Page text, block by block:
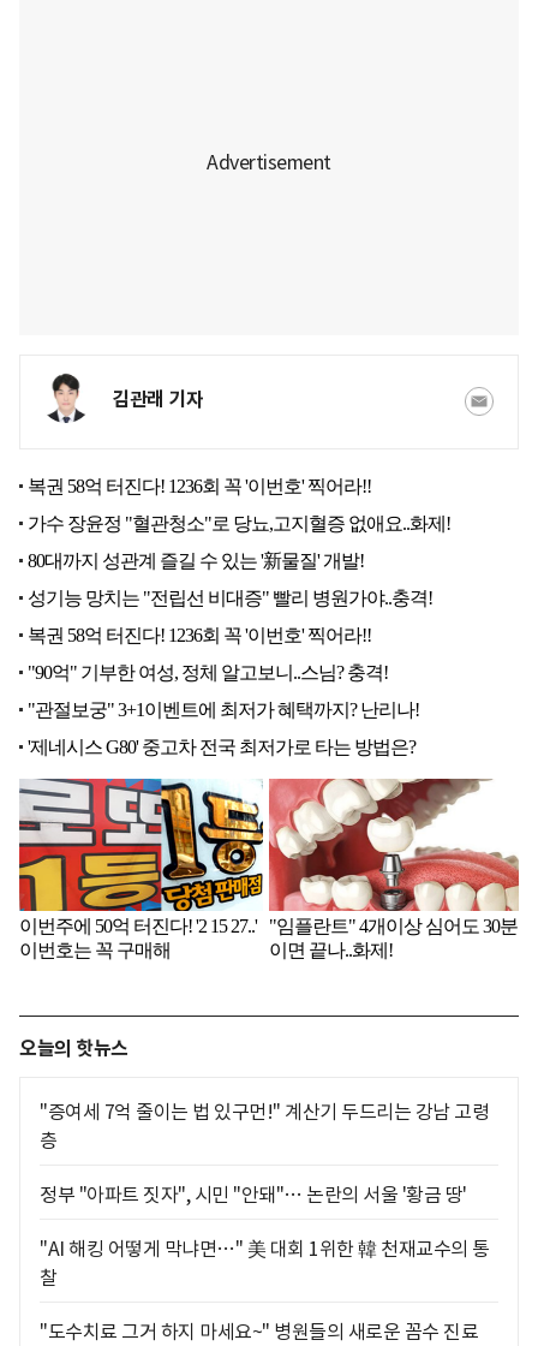
김관래 기자
오늘의 핫뉴스
"증여세 7억 줄이는 법 있구먼!" 계산기 두드리는 강남 고령
층
정부 "아파트 짓자", 시민 "안돼"… 논란의 서울 '황금 땅'
"AI 해킹 어떻게 막냐면…" 美 대회 1위한 韓 천재교수의 통
찰
"도수치료 그거 하지 마세요~" 병원들의 새로운 꼼수 진료